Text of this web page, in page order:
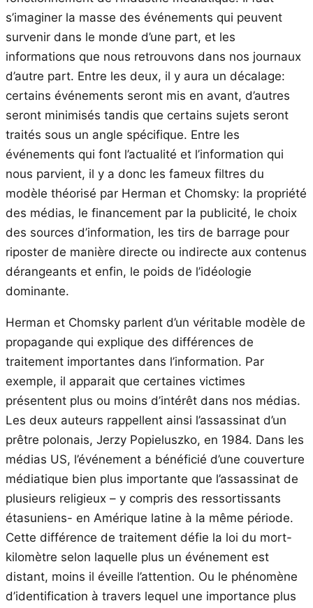
s’imaginer la masse des événements qui peuvent
survenir dans le monde d’une part, et les
informations que nous retrouvons dans nos journaux
d’autre part. Entre les deux, il y aura un décalage:
certains événements seront mis en avant, d’autres
seront minimisés tandis que certains sujets seront
traités sous un angle spécifique. Entre les
événements qui font l’actualité et l’information qui
nous parvient, il y a donc les fameux filtres du
modèle théorisé par Herman et Chomsky: la propriété
des médias, le financement par la publicité, le choix
des sources d’information, les tirs de barrage pour
riposter de manière directe ou indirecte aux contenus
dérangeants et enfin, le poids de l’idéologie
dominante.
Herman et Chomsky parlent d’un véritable modèle de
propagande qui explique des différences de
traitement importantes dans l’information. Par
exemple, il apparait que certaines victimes
présentent plus ou moins d’intérêt dans nos médias.
Les deux auteurs rappellent ainsi l’assassinat d’un
prêtre polonais, Jerzy Popieluszko, en 1984. Dans les
médias US, l’événement a bénéficié d’une couverture
médiatique bien plus importante que l’assassinat de
plusieurs religieux – y compris des ressortissants
étasuniens- en Amérique latine à la même période.
Cette différence de traitement défie la loi du mort-
kilomètre selon laquelle plus un événement est
distant, moins il éveille l’attention. Ou le phénomène
d’identification à travers lequel une importance plus